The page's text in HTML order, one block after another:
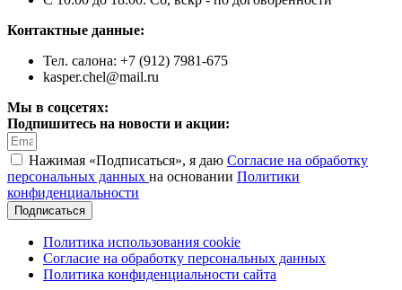
Контактные данные:
Тел. салона: +7 (912) 7981-675
kasper.chel@mail.ru
Мы в соцсетях:
Подпишитесь на новости и акции:
Нажимая «Подписаться», я даю Согласие на обработку
персональных данных на основании Политики
конфиденциальности
Подписаться
Политика использования cookie
Согласие на обработку персональных данных
Политика конфиденциальности сайта